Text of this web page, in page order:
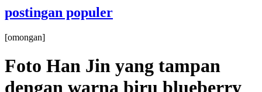
postingan populer
[omongan]
Foto Han Jin yang tampan
dengan warna biru blueberry